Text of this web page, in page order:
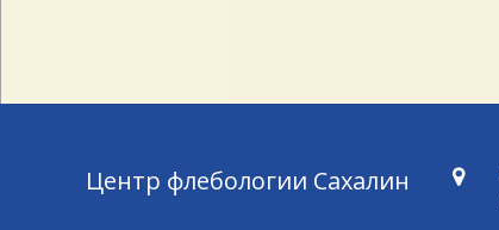
Центр флебологии Сахалин